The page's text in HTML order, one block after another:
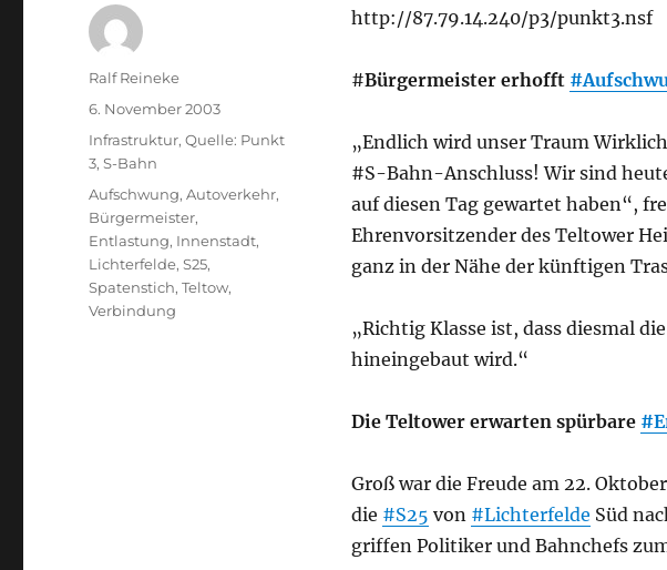
http://87.79.14.240/p3/punkt3.nsf
#Bürgermeister erhofft
„Endlich wird unser Traum
#S-Bahn-Anschluss! Wir sind
auf diesen Tag gewartet haben“,
Ehrenvorsitzender des Teltower
ganz in der Nähe der künftigen
„Richtig Klasse ist, dass diesmal die
hineingebaut wird.“
Die Teltower erwarten spürbare
Groß war die Freude am 22.
die #S25 von #Lichterfelde Süd
griffen Politiker und Bahnchefs
Autor
Ralf Reineke
Veröffentlicht
am
6. November 2003
Kategorien
Infrastruktur,Quelle: Punkt
3,S-Bahn
Schlagwörter
Aufschwung,Autoverkehr,
Bürgermeister,
Entlastung, Innenstadt,
Lichterfelde,S25,
Spatenstich,Teltow,
Verbindung